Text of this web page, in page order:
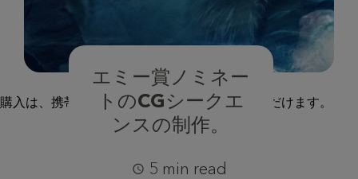
エミー賞ノミネー
トのCGシークエ
ンスの制作。
5 min read